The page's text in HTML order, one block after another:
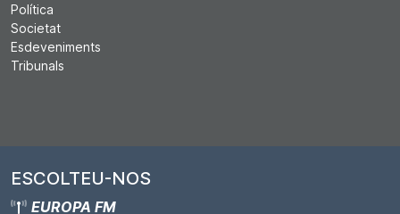
Política
Societat
Esdeveniments
Tribunals
ESCOLTEU-NOS
EUROPA FM